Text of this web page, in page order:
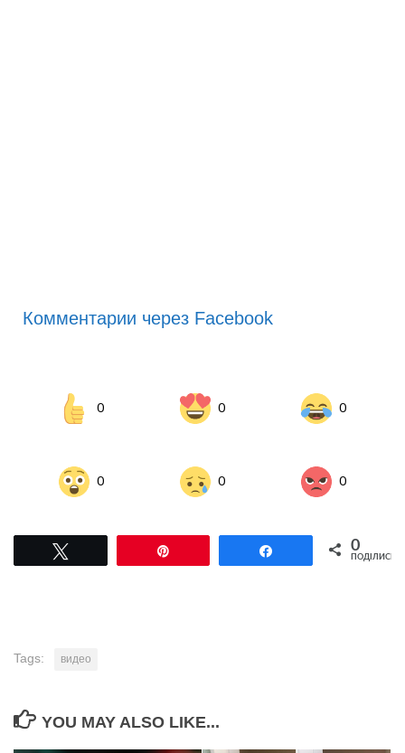
Комментарии через Facebook
0 0 0
0 0 0
Поділитися0
ПОДІЛИСЬ
Tags: видео
YOU MAY ALSO LIKE...